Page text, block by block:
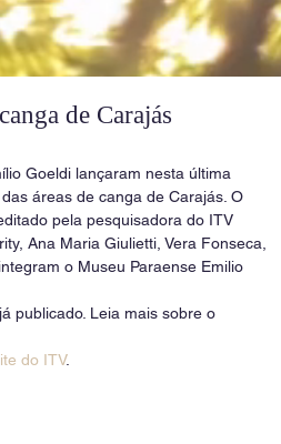
de Carajás
Goeldi lançaram nesta última
áreas de canga de Carajás. O
pela pesquisadora do ITV
Ana Maria Giulietti, Vera Fonseca,
o Museu Paraense Emilio
publicado. Leia mais sobre o
do ITV.